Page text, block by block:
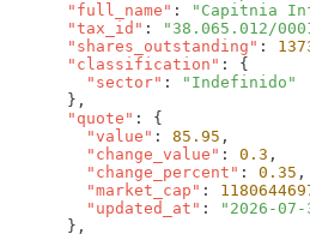
      "full_name"
:
"Capitnia
      "tax_id"
: "38.065.012/
      "shares_outstanding"
:
      "classification"
        "sector"
:
      "quote"
        "value"
: 85.95
        "change_value"
: 0.3
        "change_percent"
: 0.35
        "market_cap"
:
        "updated_at"
: